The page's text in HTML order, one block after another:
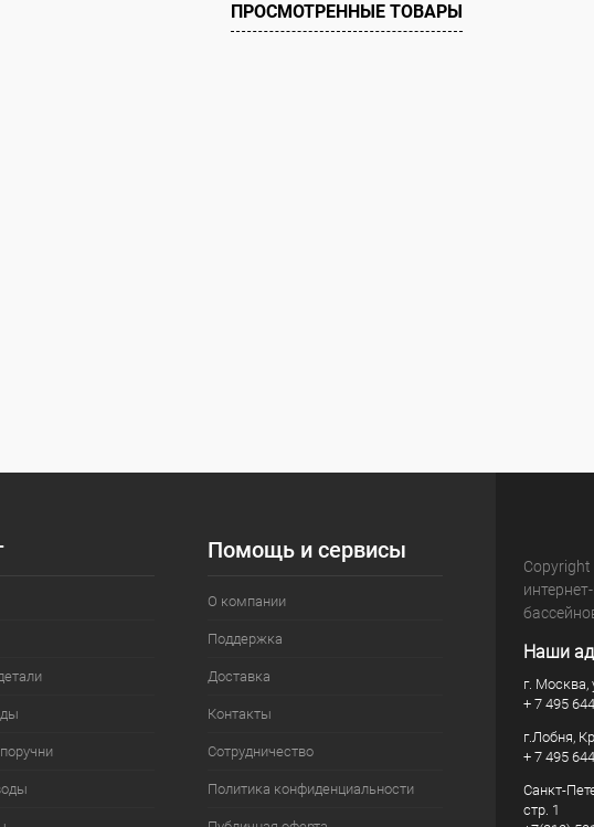
ПРОСМОТРЕННЫЕ ТОВАРЫ
Помощь и сервисы
О компании
Поддержка
Доставка
Контакты
Сотрудничество
Политика конфиденциальности
Наши
г. Москва,
+ 7 495
г.Лобня,
+ 7 495
Санкт-
стр. 1